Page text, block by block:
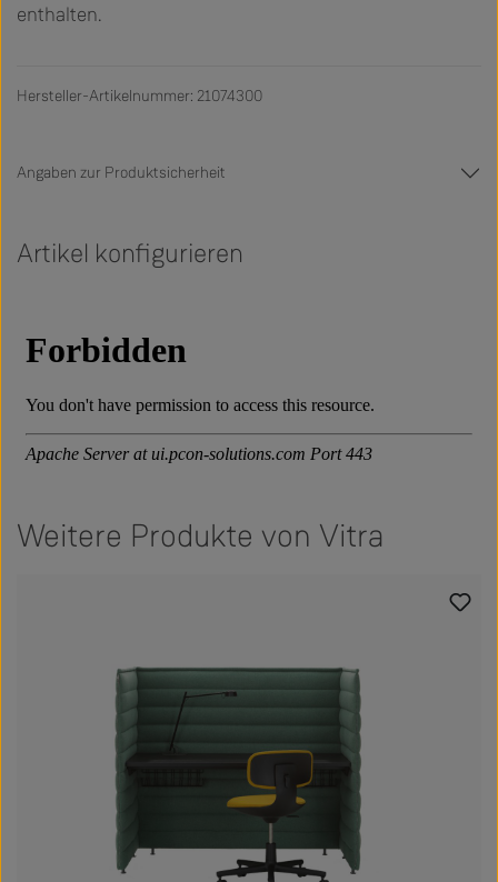
enthalten.
Hersteller-Artikelnummer: 21074300
Angaben zur Produktsicherheit
Artikel konfigurieren
Weitere Produkte von Vitra